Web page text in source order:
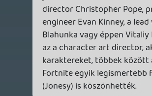
theSickness 2026.03.25 09:08:00
theSickness 2026.03.25 10:24:23 #20wy4
Gyors fejszámolás után ez azt jelentené,
hogy egyetlen ember félmillió dollárba fáj
nekik? Éves bontásról beszélünk? Ilyen jól
keresnek? Vagy ebben benne vannak a
vonatkozó költségek (rezsi, épületbérlés
és fenntartás, ilyesmik)?